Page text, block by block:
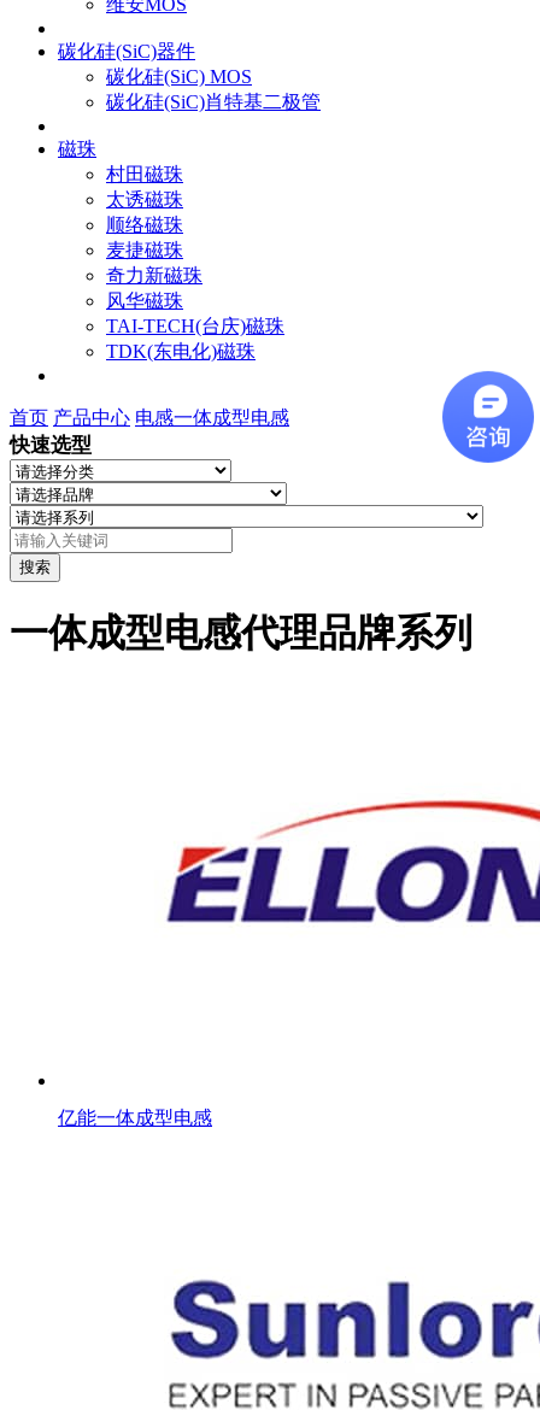
碳化硅(SiC)器件
碳化硅(SiC) MOS
碳化硅(SiC)肖特基二极管
磁珠
村田磁珠
太诱磁珠
顺络磁珠
麦捷磁珠
奇力新磁珠
风华磁珠
TAI-TECH(台庆)磁珠
TDK(东电化)磁珠
首页 产品中心 电感一体成型电感
快速选型
搜索
一体成型电感代理品牌系列
亿能一体成型电感